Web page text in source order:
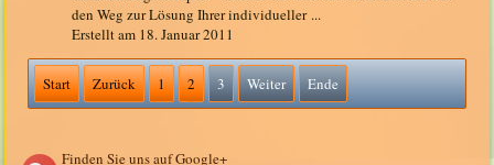
den Weg zur Lösung Ihrer individueller ...
Erstellt am 18. Januar 2011
Start Zurück 1 2 3 Weiter Ende
Finden Sie uns auf Google+